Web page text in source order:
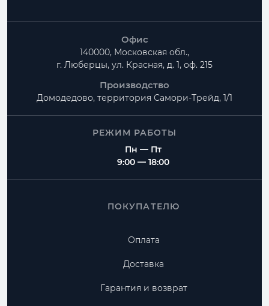
Офис
140000, Московская обл.,
г. Люберцы, ул. Красная, д. 1, оф. 215
Производство
Домодедово, территория Самори-Трейд, 1/1
РЕЖИМ РАБОТЫ
Пн — Пт
9:00 — 18:00
ПОКУПАТЕЛЮ
Оплата
Доставка
Гарантия и возврат